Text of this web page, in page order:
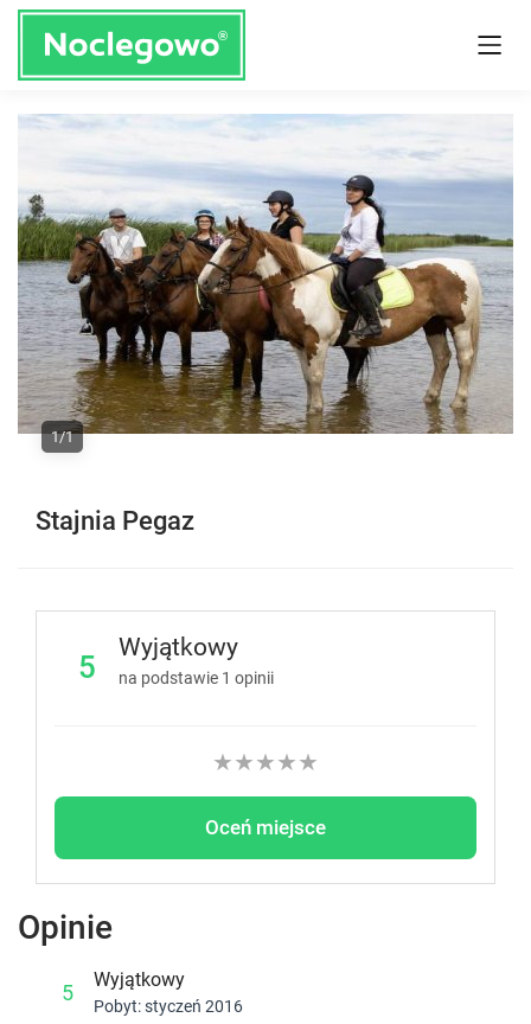
1/1
Stajnia Pegaz
5
Wyjątkowy
na podstawie 1 opinii
★
★
★
★
★
Oceń miejsce
Opinie
5 Wyjątkowy
Pobyt: styczeń 2016